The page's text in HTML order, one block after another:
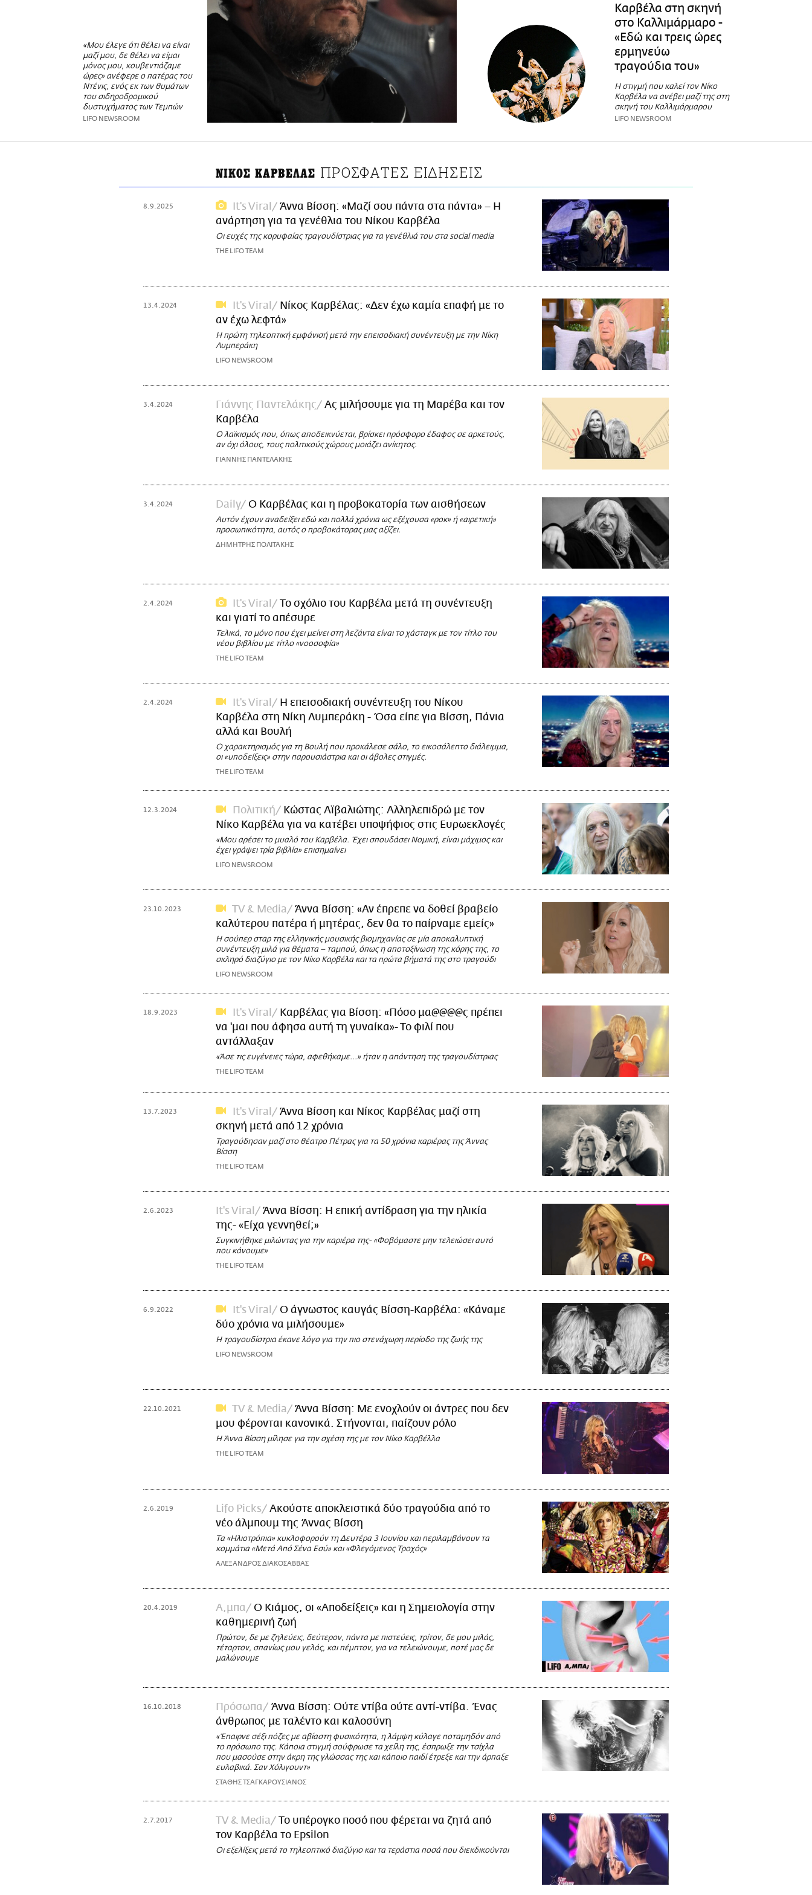
«Μου έλεγε ότι θέλει να είναι
μαζί μου, δε θέλει να είμαι
μόνος μου, κουβεντιάζαμε
ώρες» ανέφερε ο πατέρας του
Ντένις, ενός εκ των θυμάτων
του σιδηροδρομικού
δυστυχήματος των Τεμπών
LIFO NEWSROOM
Καρβέλα στη σκηνή
στο Καλλιμάρμαρο -
«Εδώ και τρεις ώρες
ερμηνεύω
τραγούδια του»
Η στιγμή που καλεί τον Νίκο
Καρβέλα να ανέβει μαζί της στη
σκηνή του Καλλιμάρμαρου
LIFO NEWSROOM
ΝΙΚΟΣ ΚΑΡΒΕΛΑΣ ΠΡΟΣΦΑΤΕΣ ΕΙΔΗΣΕΙΣ
8.9.2025 It's Viral
Άννα Βίσση: «Μαζί σου πάντα στα πάντα» – Η
ανάρτηση για τα γενέθλια του Νίκου Καρβέλα
Οι ευχές της κορυφαίας τραγουδίστριας για τα γενέθλιά του στα social media
THE LIFO TEAM
13.4.2024 It's Viral
Νίκος Καρβέλας: «Δεν έχω καμία επαφή με το
αν έχω λεφτά»
Η πρώτη τηλεοπτική εμφάνισή μετά την επεισοδιακή συνέντευξη με την Νίκη
Λυμπεράκη
LIFO NEWSROOM
3.4.2024 Γιάννης Παντελάκης
Ας μιλήσουμε για τη Μαρέβα και τον
Καρβέλα
Ο λαϊκισμός που, όπως αποδεικνύεται, βρίσκει πρόσφορο έδαφος σε αρκετούς,
αν όχι όλους, τους πολιτικούς χώρους μοιάζει ανίκητος.
ΓΙΑΝΝΗΣ ΠΑΝΤΕΛΑΚΗΣ
3.4.2024 Daily Ο Καρβέλας και η προβοκατορία των αισθήσεων
Αυτόν έχουν αναδείξει εδώ και πολλά χρόνια ως εξέχουσα «ροκ» ή «αιρετική»
προσωπικότητα, αυτός ο προβοκάτορας μας αξίζει.
ΔΗΜΗΤΡΗΣ ΠΟΛΙΤΑΚΗΣ
2.4.2024 It's Viral
Το σχόλιο του Καρβέλα μετά τη συνέντευξη
και γιατί το απέσυρε
Τελικά, το μόνο που έχει μείνει στη λεζάντα είναι το χάσταγκ με τον τίτλο του
νέου βιβλίου με τίτλο «νοοσοφία»
THE LIFO TEAM
2.4.2024 It's Viral
Η επεισοδιακή συνέντευξη του Νίκου
Καρβέλα στη Νίκη Λυμπεράκη - Όσα είπε για Βίσση, Πάνια
αλλά και Βουλή
Ο χαρακτηρισμός για τη Βουλή που προκάλεσε σάλο, το εικοσάλεπτο διάλειμμα,
οι «υποδείξεις» στην παρουσιάστρια και οι άβολες στιγμές.
THE LIFO TEAM
12.3.2024 Πολιτική
Κώστας Αϊβαλιώτης: Αλληλεπιδρώ με τον
Νίκο Καρβέλα για να κατέβει υποψήφιος στις Ευρωεκλογές
«Μου αρέσει το μυαλό του Καρβέλα. Έχει σπουδάσει Νομική, είναι μάχιμος και
έχει γράψει τρία βιβλία» επισημαίνει
LIFO NEWSROOM
23.10.2023 TV & Media
Άννα Βίσση: «Αν έπρεπε να δοθεί βραβείο
καλύτερου πατέρα ή μητέρας, δεν θα το παίρναμε εμείς»
Η σούπερ σταρ της ελληνικής μουσικής βιομηχανίας σε μία αποκαλυπτική
συνέντευξη μιλά για θέματα – ταμπού, όπως η αποτοξίνωση της κόρης της, το
σκληρό διαζύγιο με τον Νίκο Καρβέλα και τα πρώτα βήματά της στο τραγούδι
LIFO NEWSROOM
18.9.2023 It's Viral
Καρβέλας για Βίσση: «Πόσο μα@@@@ς πρέπει
να 'μαι που άφησα αυτή τη γυναίκα»- Το φιλί που
αντάλλαξαν
«Άσε τις ευγένειες τώρα, αφεθήκαμε...» ήταν η απάντηση της τραγουδίστριας
THE LIFO TEAM
13.7.2023 It's Viral
Άννα Βίσση και Νίκος Καρβέλας μαζί στη
σκηνή μετά από 12 χρόνια
Τραγούδησαν μαζί στο θέατρο Πέτρας για τα 50 χρόνια καριέρας της Άννας
Βίσση
THE LIFO TEAM
2.6.2023 It's Viral
Άννα Βίσση: Η επική αντίδραση για την ηλικία
της- «Είχα γεννηθεί;»
Συγκινήθηκε μιλώντας για την καριέρα της- «Φοβόμαστε μην τελειώσει αυτό
που κάνουμε»
THE LIFO TEAM
6.9.2022 It's Viral
Ο άγνωστος καυγάς Βίσση-Καρβέλα: «Κάναμε
δύο χρόνια να μιλήσουμε»
Η τραγουδίστρια έκανε λόγο για την πιο στενάχωρη περίοδο της ζωής της
LIFO NEWSROOM
22.10.2021 TV & Media
Άννα Βίσση: Με ενοχλούν οι άντρες που δεν
μου φέρονται κανονικά. Στήνονται, παίζουν ρόλο
Η Άννα Βίσση μίλησε για την σχέση της με τον Νίκο Καρβέλλα
THE LIFO TEAM
2.6.2019 Lifo Picks
Ακούστε αποκλειστικά δύο τραγούδια από το
νέο άλμπουμ της Άννας Βίσση
Τα «Ηλιοτρόπια» κυκλοφορούν τη Δευτέρα 3 Ιουνίου και περιλαμβάνουν τα
κομμάτια «Μετά Από Σένα Εσύ» και «Φλεγόμενος Τροχός»
ΑΛΕΞΑΝΔΡΟΣ ΔΙΑΚΟΣΑΒΒΑΣ
20.4.2019 Α,μπα
Ο Κιάμος, οι «Αποδείξεις» και η Σημειολογία στην
καθημερινή ζωή
Πρώτον, δε με ζηλεύεις, δεύτερον, πάντα με πιστεύεις, τρίτον, δε μου μιλάς,
τέταρτον, σπανίως μου γελάς, και πέμπτον, για να τελειώνουμε, ποτέ μας δε
μαλώνουμε
16.10.2018 Πρόσωπα
Άννα Βίσση: Ούτε ντίβα ούτε αντί-ντίβα. Ένας
άνθρωπος με ταλέντο και καλοσύνη
«Έπαιρνε σέξι πόζες με αβίαστη φυσικότητα, η λάμψη κύλαγε ποταμηδόν από
το πρόσωπο της. Κάποια στιγμή σούφρωσε τα χείλη της, έσπρωξε την τσίχλα
που μασούσε στην άκρη της γλώσσας της και κάποιο παιδί έτρεξε και την άρπαξε
ευλαβικά. Σαν Χόλιγουντ»
ΣΤΑΘΗΣ ΤΣΑΓΚΑΡΟΥΣΙΑΝΟΣ
2.7.2017 TV & Media
Το υπέρογκο πoσό πoυ φέρεται να ζητά από
τον Καρβέλα το Epsilon
Οι εξελίξεις μετά το τηλεοπτικό διαζύγιο και τα τεράστια ποσά που διεκδικούνται